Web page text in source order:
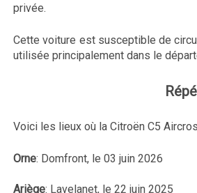
privée.
Cette voiture est susceptible de
utilisée principalement dans le
Voici les lieux où la Citroën C5
Orne: Domfront, le 03 juin 2026
Ariège: Lavelanet, le 22 juin 2025